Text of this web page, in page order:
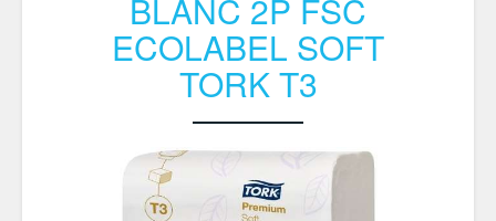
BLANC 2P FSC
ECOLABEL SOFT
TORK T3